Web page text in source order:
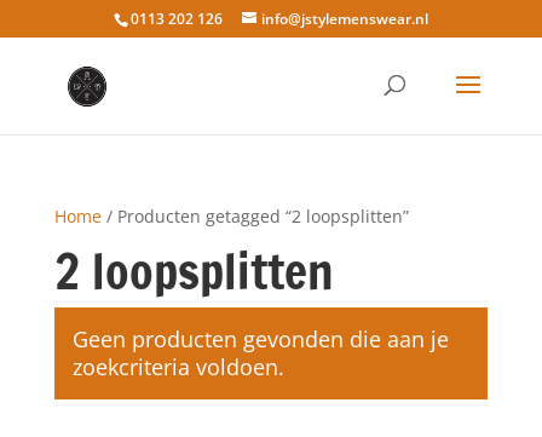
0113 202 126 info@jstylemenswear.nl
Home/ Producten getagged “2 loopsplitten”
2 loopsplitten
Geen producten gevonden die aan je
zoekcriteria voldoen.